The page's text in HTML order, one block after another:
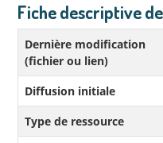
Fiche descriptive
Dernière modification
(fichier ou lien)
Diffusion initiale
Type de ressource